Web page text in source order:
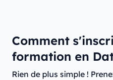
Comment
formation en
Rien de plus simple !